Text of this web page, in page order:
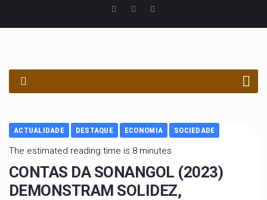
ACTUALIDADE DESTAQUE ECONOMIA SOCIEDADE
The estimated reading time is 8 minutes
CONTAS DA SONANGOL (2023)
DEMONSTRAM SOLIDEZ,